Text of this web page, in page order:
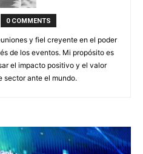
0 COMMENTS
y fiel creyente en el poder
de los eventos. Mi propósito es
el impacto positivo y el valor
sector ante el mundo.